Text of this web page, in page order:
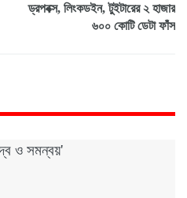
ড্রপবক্স, লিংকডইন, টুইটারের ২ হাজার
৬০০ কোটি ডেটা ফাঁস